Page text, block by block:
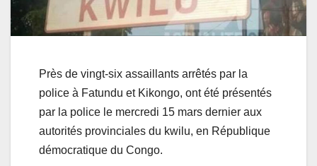
Près de vingt-six assaillants arrêtés par la
police à Fatundu et Kikongo, ont été présentés
par la police le mercredi 15 mars dernier aux
autorités provinciales du kwilu, en République
démocratique du Congo.